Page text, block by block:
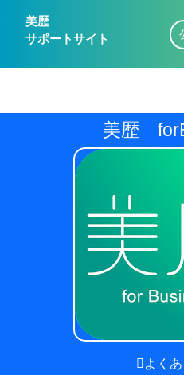
美歴
サポートサイト
美歴
よく